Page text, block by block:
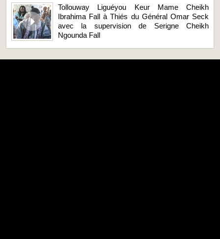
Tollouway Liguéyou Keur Mame Cheikh
Ibrahima Fall à Thiés du Général Omar Seck
avec la supervision de Serigne Cheikh
Ngounda Fall